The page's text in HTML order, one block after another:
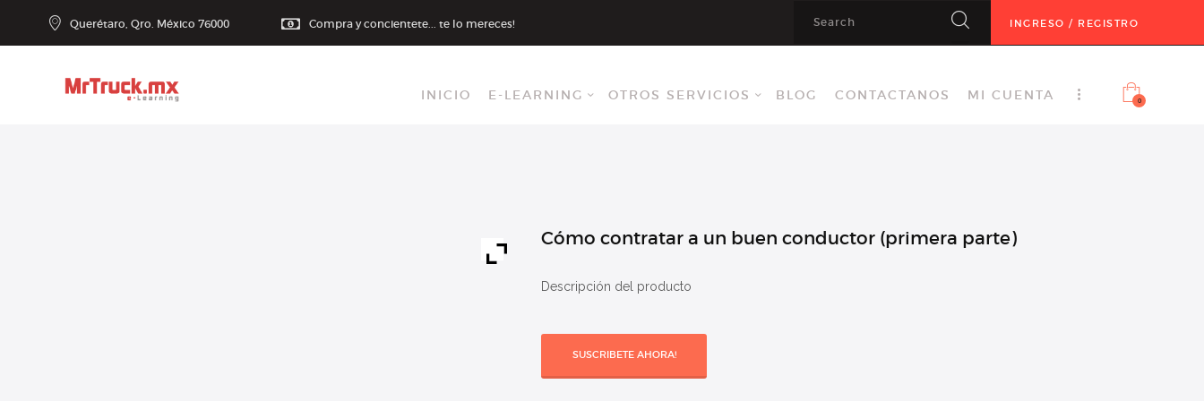
Querétaro, Qro. México 76000 Compra y concientete... te lo mereces! INGRESO / REGISTRO
INICIO E-LEARNING OTROS SERVICIOS BLOG CONTACTANOS MI CUENTA 0
INICIO
CONTACTANOS
INGRESAR
Cómo contratar a un buen conductor (primera parte)
Descripción del producto
SUSCRIBETE AHORA!